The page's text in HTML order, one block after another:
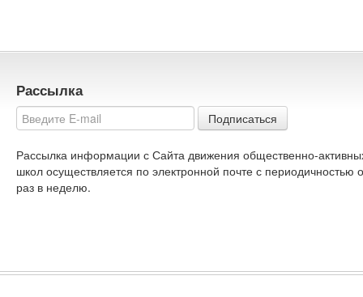
Рассылка
Подписаться
Рассылка информации с Сайта движения общественно-
школ осуществляется по электронной почте с периодичностью
раз в неделю.